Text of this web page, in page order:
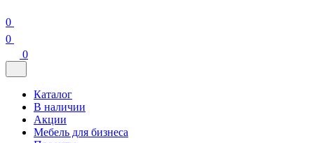
0
0
0
Каталог
В наличии
Акции
Мебель для бизнеса